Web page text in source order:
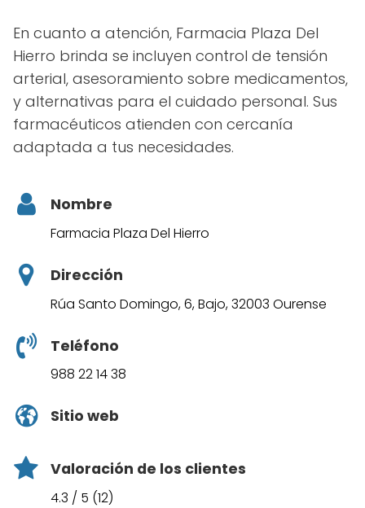
En cuanto a atención, Farmacia Plaza Del
Hierro brinda se incluyen control de tensión
arterial, asesoramiento sobre medicamentos,
y alternativas para el cuidado personal. Sus
farmacéuticos atienden con cercanía
adaptada a tus necesidades.
Nombre
Farmacia Plaza Del Hierro
Dirección
Rúa Santo Domingo, 6, Bajo, 32003 Ourense
Teléfono
988 22 14 38
Sitio web
Valoración de los clientes
4.3 / 5 (12)